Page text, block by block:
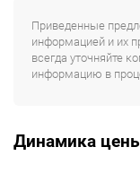
Приведенные
информацией и их
всегда уточняйте
информацию в
Динамика